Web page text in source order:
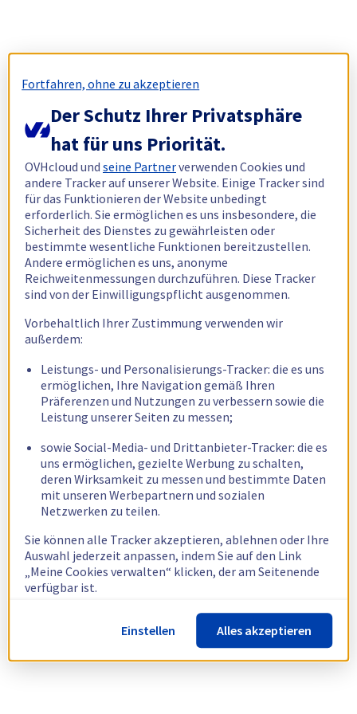
Fortfahren, ohne zu akzeptieren
Der Schutz Ihrer Privatsphäre
hat für uns Priorität.
OVHcloud undseine Partnerverwenden Cookies und
andere Tracker auf unserer Website. Einige Tracker sind
für das Funktionieren der Website unbedingt
erforderlich. Sie ermöglichen es uns insbesondere, die
Sicherheit des Dienstes zu gewährleisten oder
bestimmte wesentliche Funktionen bereitzustellen.
Andere ermöglichen es uns, anonyme
Reichweitenmessungen durchzuführen. Diese Tracker
sind von der Einwilligungspflicht ausgenommen.
Vorbehaltlich Ihrer Zustimmung verwenden wir
außerdem:
Leistungs- und Personalisierungs-Tracker: die es uns
ermöglichen, Ihre Navigation gemäß Ihren
Präferenzen und Nutzungen zu verbessern sowie die
Leistung unserer Seiten zu messen;
sowie Social-Media- und Drittanbieter-Tracker: die es
uns ermöglichen, gezielte Werbung zu schalten,
deren Wirksamkeit zu messen und bestimmte Daten
mit unseren Werbepartnern und sozialen
Netzwerken zu teilen.
Sie können alle Tracker akzeptieren, ablehnen oder Ihre
Auswahl jederzeit anpassen, indem Sie auf den Link
„Meine Cookies verwalten“ klicken, der am Seitenende
verfügbar ist.
Weitere Informationen finden Sie in unsererRichtlinie
zur Verwendung von Cookies.
Einstellen Alles akzeptieren